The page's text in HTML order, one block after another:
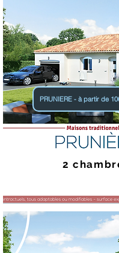
PRUNIERE - à partir de
2